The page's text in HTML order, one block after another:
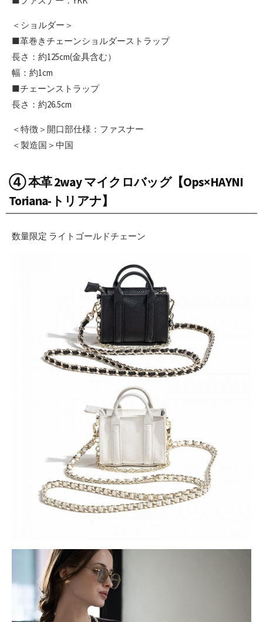
＜ショルダー＞
■革巻きチェーンショルダーストラップ
長さ：約125cm(金具含む）
幅：約1cm
■チェーンストラップ
長さ：約26.5cm
＜特徴＞開口部仕様：ファスナー
＜製造国＞中国
④ 本革 2way マイクロバッグ【Ops×HAYNI
Toriana-トリアナ】
数量限定 ライトゴールドチェーン